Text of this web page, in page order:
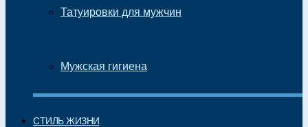
Татуировки для мужчин
Мужская гигиена
СТИЛЬ ЖИЗНИ